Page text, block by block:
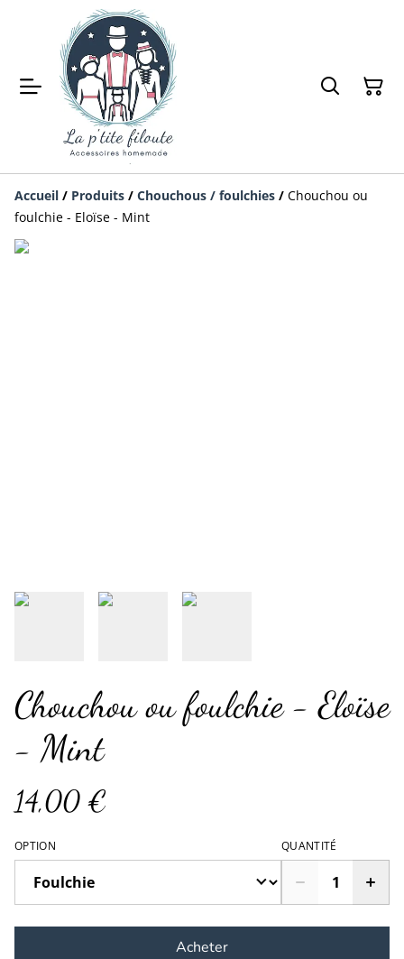
Accueil / Produits / Chouchous / foulchies / Chouchou ou
foulchie - Eloïse - Mint
Chouchou ou foulchie - Eloïse
- Mint
14,00 €
OPTION QUANTITÉ
Acheter